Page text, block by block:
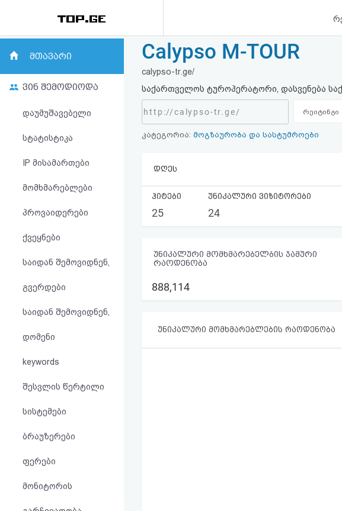
რეიტინგი
(მთავარი)
კითხვა-
პასუხი
ავტორიზაცია
რეგისტრაცია
სალიცენზიო
შეთანხმება
მთავარი
ვინ შემოდიოდა
დაუმუშავებელი
სტატისტიკა
IP მისამართები
მომხმარებლები
პროვაიდერები
ქვეყნები
საიდან შემოვიდნენ,
გვერდები
საიდან შემოვიდნენ,
დომენი
keywords
შესვლის წერტილი
სისტემები
ბრაუზერები
ფერები
მონიტორის
Calypso M-TOUR
calypso-tr.ge/
საქართველოს ტუროპერატორი, დასვენება
http://calypso-tr.ge/ რეიტინგი
კატეგორიაში:
კატეგორია: მოგზაურობა და სასტუმროები
დღეს
ჰიტები
25
უნიკალური ვიზიტორები
24
უნიკალური მომხმარებელბის ჯამური
რაოდენობა
888,114
უნიკალური მომხმარებლების რაოდენობა